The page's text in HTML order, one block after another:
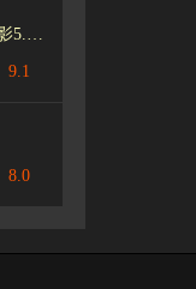
口袋妖怪 漆黑魅影5.0中文版GBA
9.1
8.0